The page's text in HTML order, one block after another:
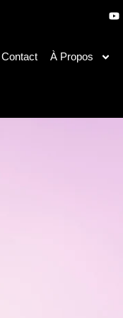
Contact À Propos